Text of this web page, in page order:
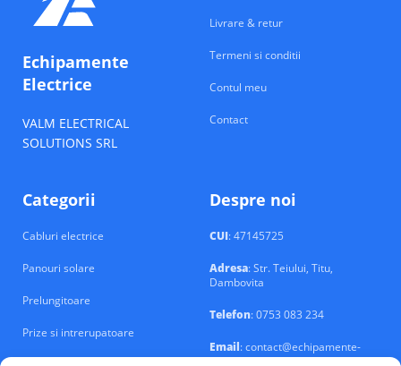
Echipamente
Electrice
VALM ELECTRICAL
SOLUTIONS SRL
Livrare & retur
Termeni si conditii
Contul meu
Contact
Categorii
Cabluri electrice
Panouri solare
Prelungitoare
Prize si intrerupatoare
Despre noi
CUI: 47145725
Adresa: Str. Teiului, Titu,
Dambovita
Telefon: 0753 083 234
Email: contact@echipamente-
electrice.ro